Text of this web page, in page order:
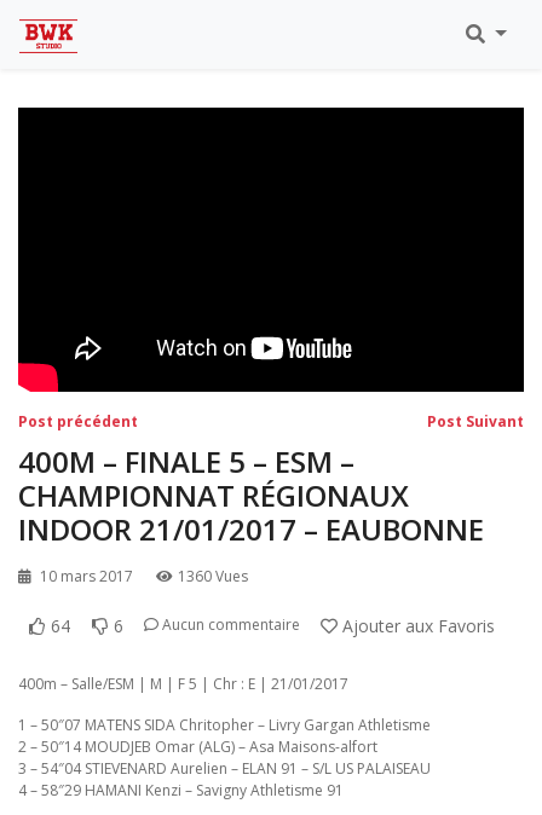
Eaubonne 2019
Navigation
de
l’article
Post précédent Post Suivant
400M – FINALE 5 – ESM –
CHAMPIONNAT RÉGIONAUX
INDOOR 21/01/2017 – EAUBONNE
10 mars 2017 1360 Vues
64 6 Aucun commentaire Ajouter aux Favoris
400m – Salle/ESM | M | F 5 | Chr : E | 21/01/2017
1 – 50″07 MATENS SIDA Chritopher – Livry Gargan Athletisme
2 – 50″14 MOUDJEB Omar (ALG) – Asa Maisons-alfort
3 – 54″04 STIEVENARD Aurelien – ELAN 91 – S/L US PALAISEAU
4 – 58″29 HAMANI Kenzi – Savigny Athletisme 91